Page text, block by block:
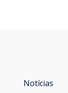
Notícias